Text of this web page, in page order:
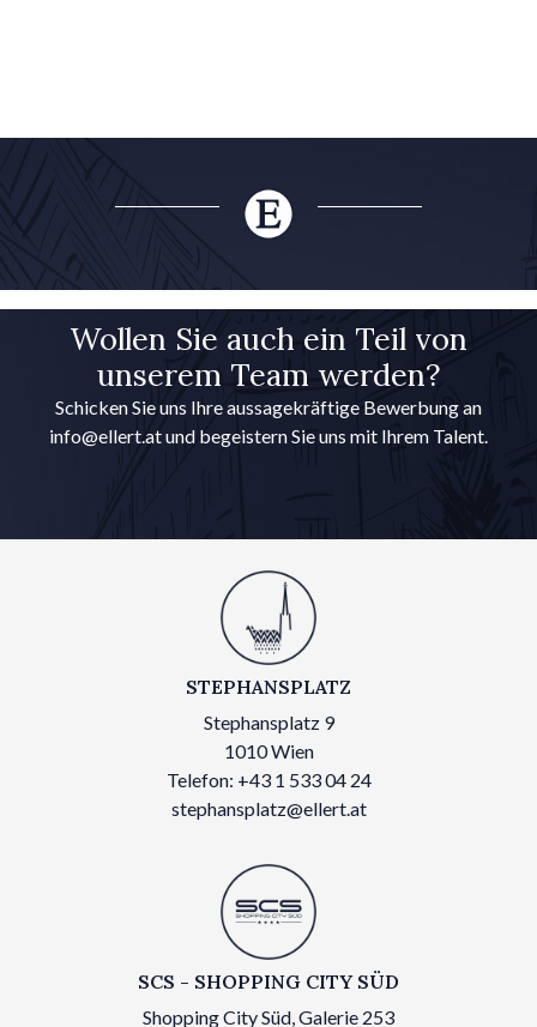
Wollen Sie auch ein Teil von
unserem Team werden?
Schicken Sie uns Ihre aussagekräftige Bewerbung an
info@ellert.atund begeistern Sie uns mit Ihrem Talent.
STEPHANSPLATZ
Stephansplatz 9
1010 Wien
Telefon: +43 1 533 04 24
stephansplatz@ellert.at
SCS - SHOPPING CITY SÜD
Shopping City Süd, Galerie 253